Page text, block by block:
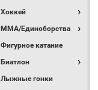
Хоккей
MMA/Единоборства
Фигурное катание
Биатлон
Лыжные гонки